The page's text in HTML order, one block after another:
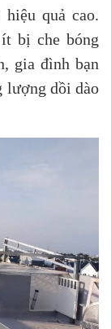
quả cao.
bị che bóng
gia đình bạn
lượng dồi dào